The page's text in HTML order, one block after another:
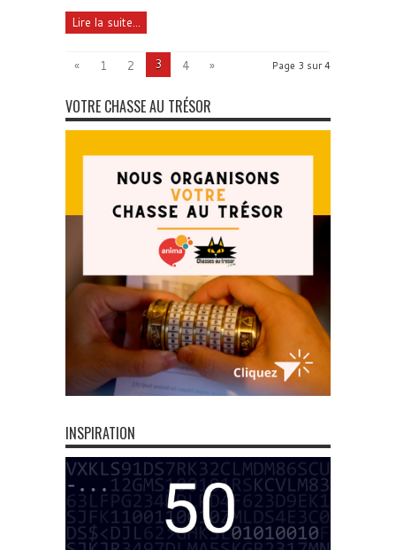
Lire la suite...
Page 3 sur 4
« 1 2 3 4 »
VOTRE CHASSE AU TRÉSOR
INSPIRATION